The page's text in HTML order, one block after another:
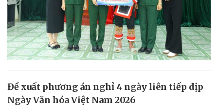
Đề xuất phương án nghỉ 4 ngày liên tiếp dịp
Ngày Văn hóa Việt Nam 2026